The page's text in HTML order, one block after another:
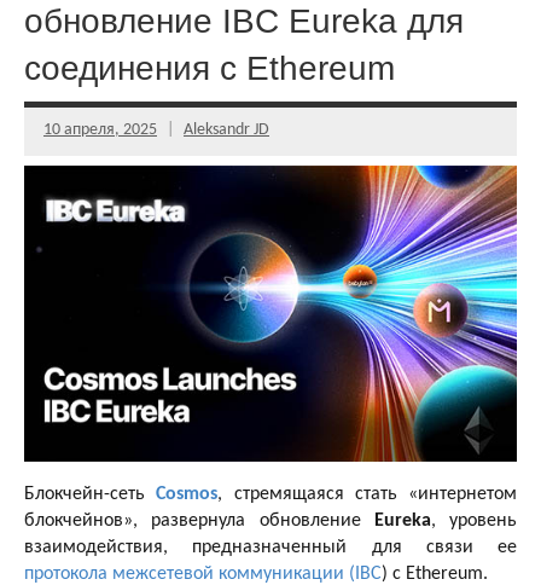
обновление IBC Eureka для
соединения с Ethereum
10 апреля, 2025 Aleksandr JD
Блокчейн-сетьCosmos, стремящаяся стать «интернетом
блокчейнов», развернула обновление
Eureka, уровень
взаимодействия, предназначенный для связи ее
протокола межсетевой коммуникации (IBC) с Ethereum.